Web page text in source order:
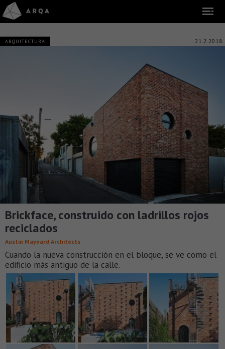
ARQUITECTURA 21.2.2018
Brickface, construido con ladrillos rojos
reciclados
Austin Maynard Architects
Cuando la nueva construcción en el bloque, se ve como el
edificio más antiguo de la calle.